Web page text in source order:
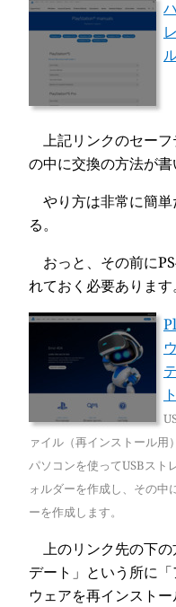
上記リンクのセー
の中に交換の方法が書
やり方は非常に簡単
る。
おっと、その前に
れておく必要あります。
ト
ァイル（再インストール用
パソコンを使ってUSBスト
ォルダーを作成し、その中
ーを作成します。
上のリンク先の下
デート」という所に
ウェアを再インスト